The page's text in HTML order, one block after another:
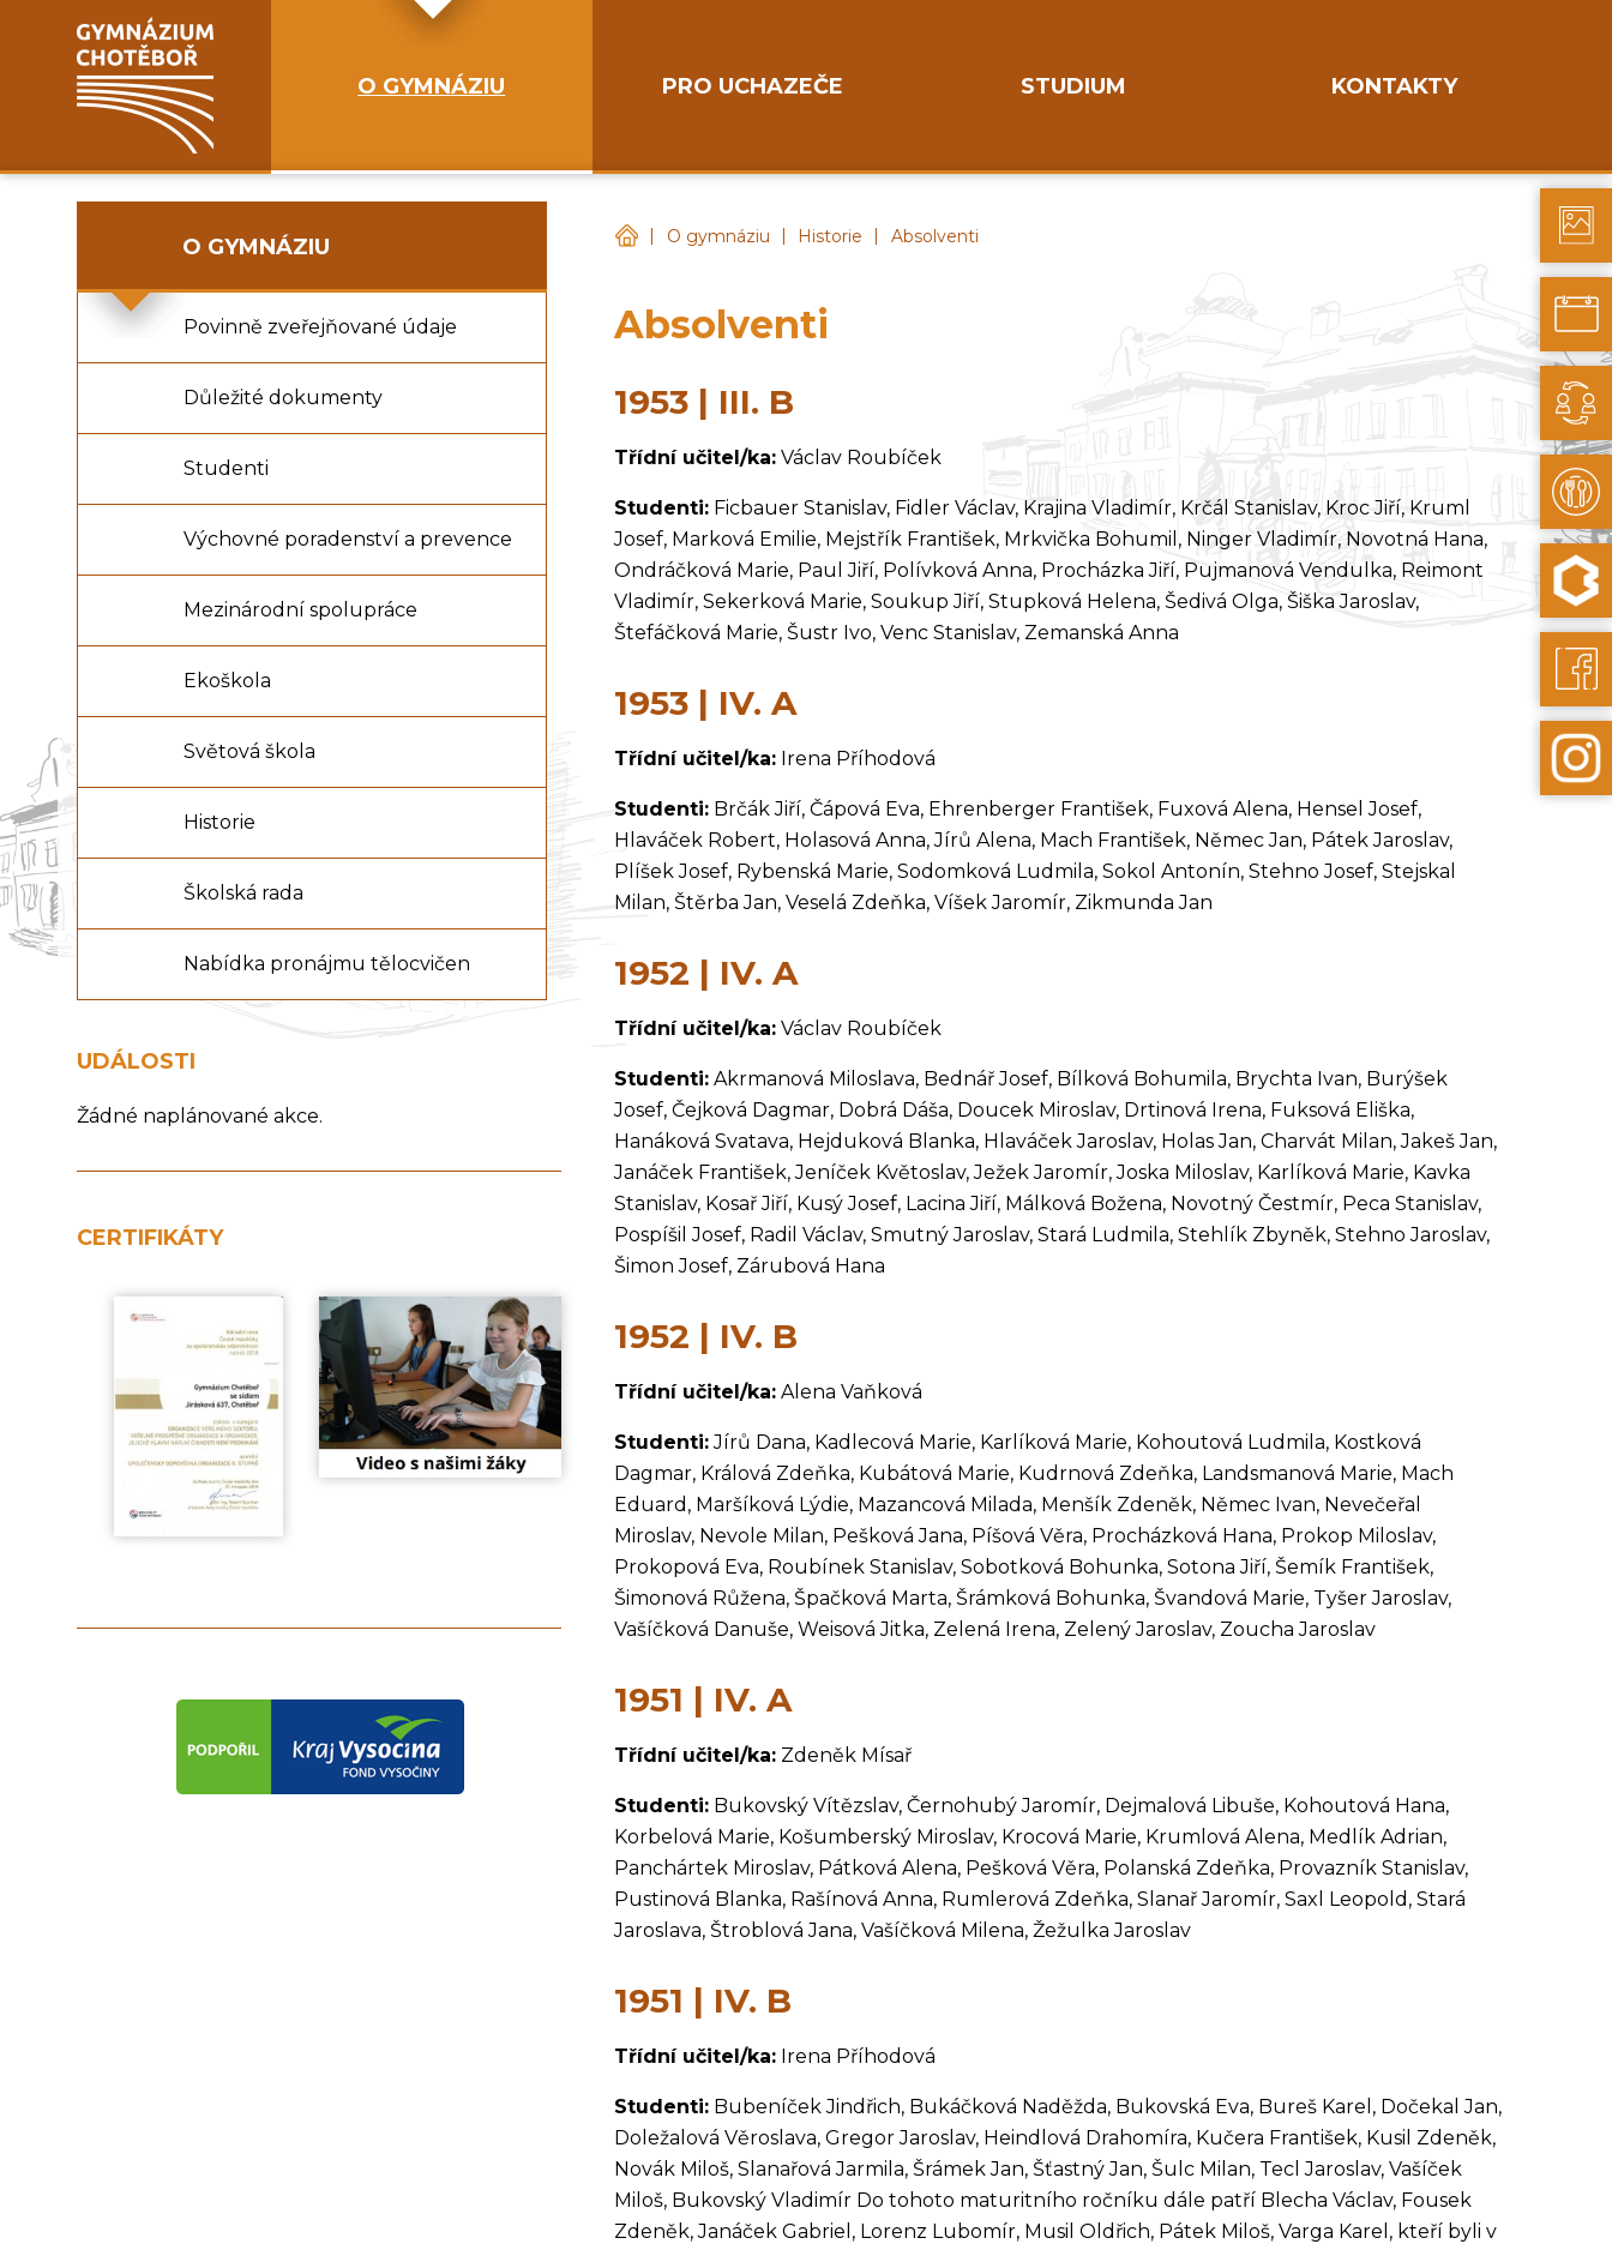
O GYMNÁZIU PRO UCHAZEČE STUDIUM KONTAKTY
Gymnázium Chotěboř
| O gymnáziu | Historie | Absolventi
Absolventi
1953 | III. B
Třídní učitel/ka: Václav Roubíček
Studenti: Ficbauer Stanislav, Fidler Václav, Krajina Vladimír, Krčál Stanislav, Kroc Jiří, Kruml
Josef, Marková Emilie, Mejstřík František, Mrkvička Bohumil, Ninger Vladimír, Novotná Hana,
Ondráčková Marie, Paul Jiří, Polívková Anna, Procházka Jiří, Pujmanová Vendulka, Reimont
Vladimír, Sekerková Marie, Soukup Jiří, Stupková Helena, Šedivá Olga, Šiška Jaroslav,
Štefáčková Marie, Šustr Ivo, Venc Stanislav, Zemanská Anna
1953 | IV. A
Třídní učitel/ka: Irena Příhodová
Studenti: Brčák Jiří, Čápová Eva, Ehrenberger František, Fuxová Alena, Hensel Josef,
Hlaváček Robert, Holasová Anna, Jírů Alena, Mach František, Němec Jan, Pátek Jaroslav,
Plíšek Josef, Rybenská Marie, Sodomková Ludmila, Sokol Antonín, Stehno Josef, Stejskal
Milan, Štěrba Jan, Veselá Zdeňka, Víšek Jaromír, Zikmunda Jan
1952 | IV. A
Třídní učitel/ka: Václav Roubíček
Studenti: Akrmanová Miloslava, Bednář Josef, Bílková Bohumila, Brychta Ivan, Burýšek
Josef, Čejková Dagmar, Dobrá Dáša, Doucek Miroslav, Drtinová Irena, Fuksová Eliška,
Hanáková Svatava, Hejduková Blanka, Hlaváček Jaroslav, Holas Jan, Charvát Milan, Jakeš Jan,
Janáček František, Jeníček Květoslav, Ježek Jaromír, Joska Miloslav, Karlíková Marie, Kavka
Stanislav, Kosař Jiří, Kusý Josef, Lacina Jiří, Málková Božena, Novotný Čestmír, Peca Stanislav,
Pospíšil Josef, Radil Václav, Smutný Jaroslav, Stará Ludmila, Stehlík Zbyněk, Stehno Jaroslav,
Šimon Josef, Zárubová Hana
1952 | IV. B
Třídní učitel/ka: Alena Vaňková
Studenti:Jírů Dana, Kadlecová Marie, Karlíková Marie, Kohoutová Ludmila, Kostková
Dagmar, Králová Zdeňka, Kubátová Marie, Kudrnová Zdeňka, Landsmanová Marie, Mach
Eduard, Maršíková Lýdie, Mazancová Milada, Menšík Zdeněk, Němec Ivan, Nevečeřal
Miroslav, Nevole Milan, Pešková Jana, Píšová Věra, Procházková Hana, Prokop Miloslav,
Prokopová Eva, Roubínek Stanislav, Sobotková Bohunka, Sotona Jiří, Šemík František,
Šimonová Růžena, Špačková Marta, Šrámková Bohunka, Švandová Marie, Tyšer Jaroslav,
Vašíčková Danuše, Weisová Jitka, Zelená Irena, Zelený Jaroslav, Zoucha Jaroslav
1951 | IV. A
Třídní učitel/ka: Zdeněk Mísař
Studenti: Bukovský Vítězslav, Černohubý Jaromír, Dejmalová Libuše, Kohoutová Hana,
Korbelová Marie, Košumberský Miroslav, Krocová Marie, Krumlová Alena, Medlík Adrian,
Panchártek Miroslav, Pátková Alena, Pešková Věra, Polanská Zdeňka, Provazník Stanislav,
Pustinová Blanka, Rašínová Anna, Rumlerová Zdeňka, Slanař Jaromír, Saxl Leopold, Stará
Jaroslava, Štroblová Jana, Vašíčková Milena, Žežulka Jaroslav
1951 | IV. B
Třídní učitel/ka: Irena Příhodová
Studenti: Bubeníček Jindřich, Bukáčková Naděžda, Bukovská Eva, Bureš Karel, Dočekal Jan,
Doležalová Věroslava, Gregor Jaroslav, Heindlová Drahomíra, Kučera František, Kusil Zdeněk,
Novák Miloš, Slanařová Jarmila, Šrámek Jan, Šťastný Jan, Šulc Milan, Tecl Jaroslav, Vašíček
Miloš, Bukovský Vladimír Do tohoto maturitního ročníku dále patří Blecha Václav, Fousek
Zdeněk, Janáček Gabriel, Lorenz Lubomír, Musil Oldřich, Pátek Miloš, Varga Karel, kteří byli v
O GYMNÁZIU
Povinně zveřejňované údaje
Důležité dokumenty
Studenti
Výchovné poradenství a prevence
Mezinárodní spolupráce
Ekoškola
Světová škola
Historie
Školská rada
Nabídka pronájmu tělocvičen
UDÁLOSTI
Žádné naplánované akce.
CERTIFIKÁTY